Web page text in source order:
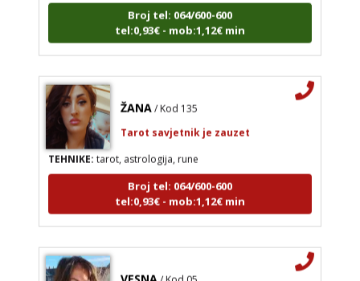
Broj tel: 064/600-600
tel:0,93€ - mob:1,12€ min
ŽANA / Kod 135
Tarot savjetnik je zauzet
TEHNIKE:tarot, astrologija, rune
Broj tel: 064/600-600
tel:0,93€ - mob:1,12€ min
VESNA / Kod 05